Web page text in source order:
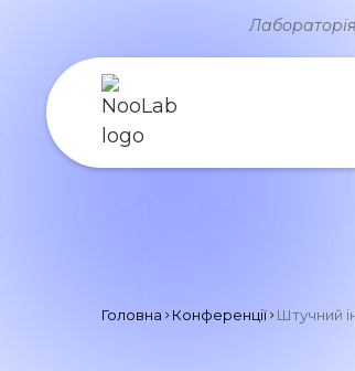
Головна Конференції Штучний